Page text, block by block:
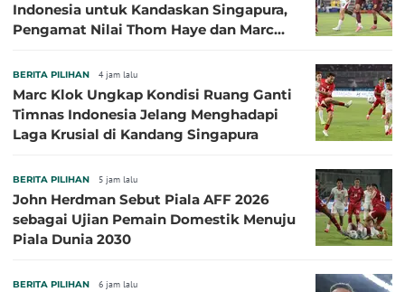
Indonesia untuk Kandaskan Singapura,
Pengamat Nilai Thom Haye dan Marc
BERITA PILIHAN 4 jam lalu
Marc Klok Ungkap Kondisi Ruang Ganti
Timnas Indonesia Jelang Menghadapi
Laga Krusial di Kandang Singapura
BERITA PILIHAN 5 jam lalu
John Herdman Sebut Piala AFF 2026
sebagai Ujian Pemain Domestik Menuju
Piala Dunia 2030
BERITA PILIHAN 6 jam lalu